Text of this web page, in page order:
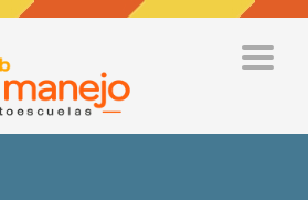
Toggle